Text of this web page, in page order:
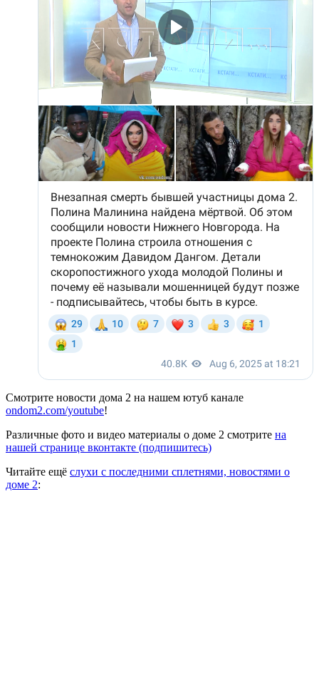
Смотрите новости дома 2 на нашем ютуб канале
ondom2.com/youtube!
Различные фото и видео материалы о доме 2 смотрите на
нашей странице вконтакте (подпишитесь)
Читайте ещё слухи с последними сплетнями, новостями о
доме 2: